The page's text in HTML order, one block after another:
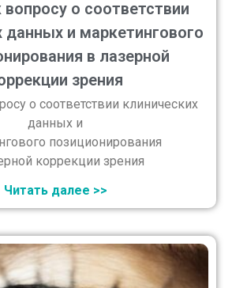
вопросу о соответствии
данных и маркетингового
в лазерной
зрения
о соответствии клинических
данных и
позиционирования
коррекции зрения
Читать далее >>